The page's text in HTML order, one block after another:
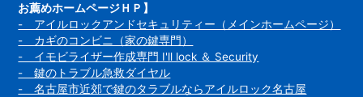
お薦めホームページＨＰ】
- アイルロックアンドセキュリティー（メインホームページ）
- カギのコンビニ（家の鍵専門）
- イモビライザー作成専門 I'll lock ＆ Security
- 鍵のトラブル急救ダイヤル
- 名古屋市近郊で鍵のタラブルならアイルロック名古屋